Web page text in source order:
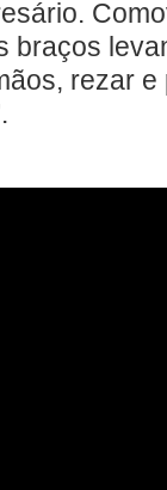
braços
rezar